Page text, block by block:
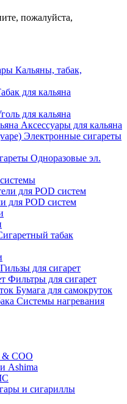
пожалуйста,
Кальяны, табак,
для кальяна
для кальяна
Аксессуары для кальяна
Электронные сигареты
Одноразовые эл.
для POD систем
табак
Гильзы для сигарет
Фильтры для сигарет
Бумага для самокруток
Системы нагревания
COO
Ashima
и сигариллы